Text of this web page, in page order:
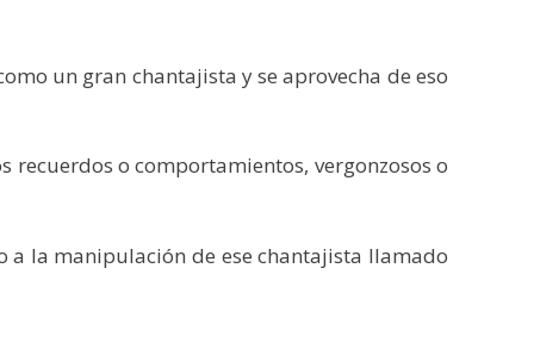
un gran chantajista y se aprovecha de eso
o comportamientos, vergonzosos o
a la manipulación de ese chantajista llamado